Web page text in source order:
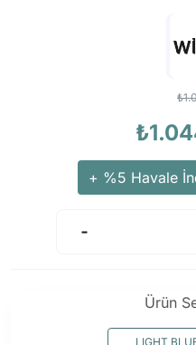
+ %5 Havale
Ürün
LIGHT